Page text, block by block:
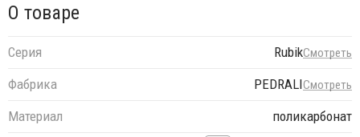
О товаре
Серия RubikСмотреть
Фабрика PEDRALIСмотреть
Материал
поликарбонат